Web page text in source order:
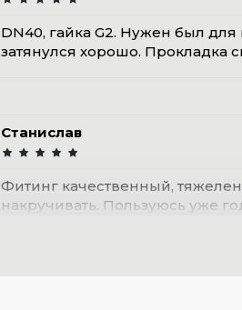
DN40, гайка G2. Нужен был
затянулся хорошо. Прокладка
Станислав
Фитинг качественный,
накручивать. Пользуюсь уже